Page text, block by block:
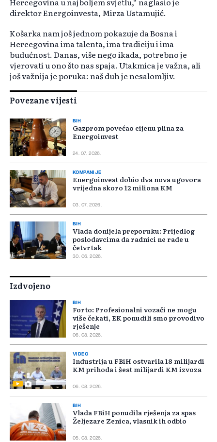
direktor Energoinvesta, Mirza Ustamujić.
Košarka nam još jednom pokazuje da Bosna i
Hercegovina ima talenta, ima tradiciju i ima
budućnost. Danas, više nego ikada, potrebno je
vjerovati u ono što nas spaja. Utakmica je važna, ali
još važnija je poruka: naš duh je nesalomljiv.
Povezane vijesti
BIH
Gazprom povećao cijenu plina za
Energoinvest
24. 07. 2026.
KOMPANIJE
Energoinvest dobio dva nova ugovora
vrijedna skoro 12 miliona KM
03. 07. 2026.
BIH
Vlada donijela preporuku: Prijedlog
poslodavcima da radnici ne rade u
četvrtak
30. 06. 2026.
Izdvojeno
BIH
Forto: Profesionalni vozači ne mogu
više čekati, EK ponudili smo provodivo
rješenje
06. 08. 2026.
VIDEO
Industrija u FBiH ostvarila 18 milijardi
KM prihoda i šest milijardi KM izvoza
06. 08. 2026.
BIH
Vlada FBiH ponudila rješenja za spas
Željezare Zenica, vlasnik ih odbio
05. 08. 2026.